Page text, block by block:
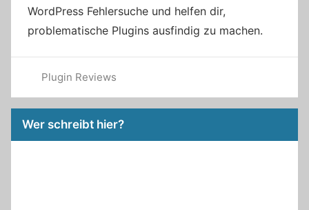
WordPress Fehlersuche und helfen dir,
problematische Plugins ausfindig zu machen.
Plugin Reviews
Wer schreibt hier?